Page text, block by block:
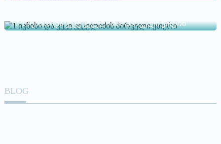
1 ივნისი და კეკე კეკელიძის პირველი ეთერი
BLOG